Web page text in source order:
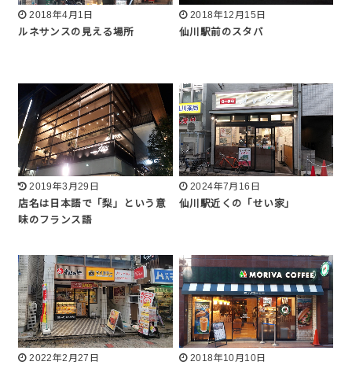
2018年4月1日
ルネサンスの見える場所
2018年12月15日
仙川駅前のスタバ
2019年3月29日
店名は日本語で「梨」という意
味のフランス語
2024年7月16日
仙川駅近くの「せい家」
2022年2月27日
2018年10月10日